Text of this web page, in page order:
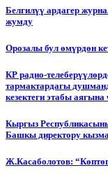
Белгилүү ардагер
жумду
Орозалы бул өмүрдөн
КР радио-
тармактардагы
кезектеги этабы
Кыргыз
Башкы директору
Ж.Касаболотов: